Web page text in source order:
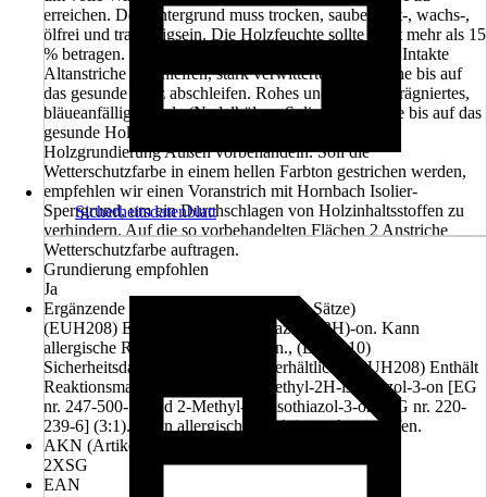
erreichen. Der Untergrund muss trocken, sauber, fett-, wachs-,
ölfrei und tragfähigsein. Die Holzfeuchte sollte nicht mehr als 15
% betragen. Lose, blätternde Altanstriche entfernen. Intakte
Altanstriche anschleifen, stark verwitterte Altanstriche bis auf
das gesunde Holz abschleifen. Rohes und druckimprägniertes,
bläueanfälliges Holz (Nadelhölzer, Splintholz) sowie bis auf das
gesunde Holz abgeschliffene Flächen mit Hornbach
Holzgrundierung Außen vorbehandeln. Soll die
Wetterschutzfarbe in einem hellen Farbton gestrichen werden,
empfehlen wir einen Voranstrich mit Hornbach Isolier-
Sperrgrund, um ein Durchschlagen von Holzinhaltsstoffen zu
verhindern. Auf die so vorbehandelten Flächen 2 Anstriche
Wetterschutzfarbe auftragen.
Grundierung empfohlen
Ja
Ergänzende Gefahrenmerkmale (EUH-Sätze)
(EUH208) Enthält 1,2-Benzisothiazol-3(2H)-on. Kann
allergische Reaktionen hervorrufen., (EUH210)
Sicherheitsdatenblatt auf Anfrage erhältlich., (EUH208) Enthält
Reaktionsmasse aus: 5-Chlor-2-methyl-2H-isothiazol-3-on [EG
nr. 247-500-7] und 2-Methyl-2H-isothiazol-3-on [EG nr. 220-
239-6] (3:1). Kann allergische Reaktionen hervorrufen.
AKN (Artikelkurznummer)
2XSG
EAN
Sicherheitsdatenblatt